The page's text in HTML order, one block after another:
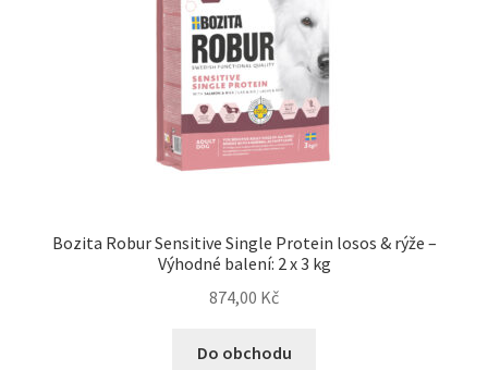
Bozita Robur Sensitive Single Protein losos & rýže –
Výhodné balení: 2 x 3 kg
874,00 Kč
Do obchodu